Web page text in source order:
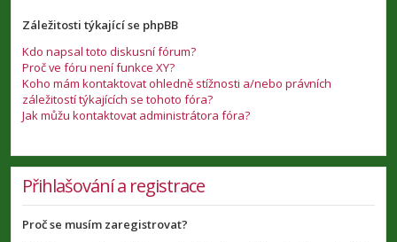
Záležitosti týkající se phpBB
Kdo napsal toto diskusní fórum?
Proč ve fóru není funkce XY?
Koho mám kontaktovat ohledně stížnosti a/nebo právních
záležitostí týkajících se tohoto fóra?
Jak můžu kontaktovat administrátora fóra?
Přihlašování a registrace
Proč se musím zaregistrovat?